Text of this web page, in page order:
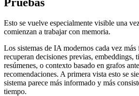
Esto se vuelve especialmente visible una
comienzan a trabajar con memoria.
Los sistemas de IA modernos cada vez más
recuperan decisiones previas, embeddings,
resúmenes, o contexto basado en grafos
recomendaciones. A primera vista esto se
sistema parece más informado y más
tiempo.